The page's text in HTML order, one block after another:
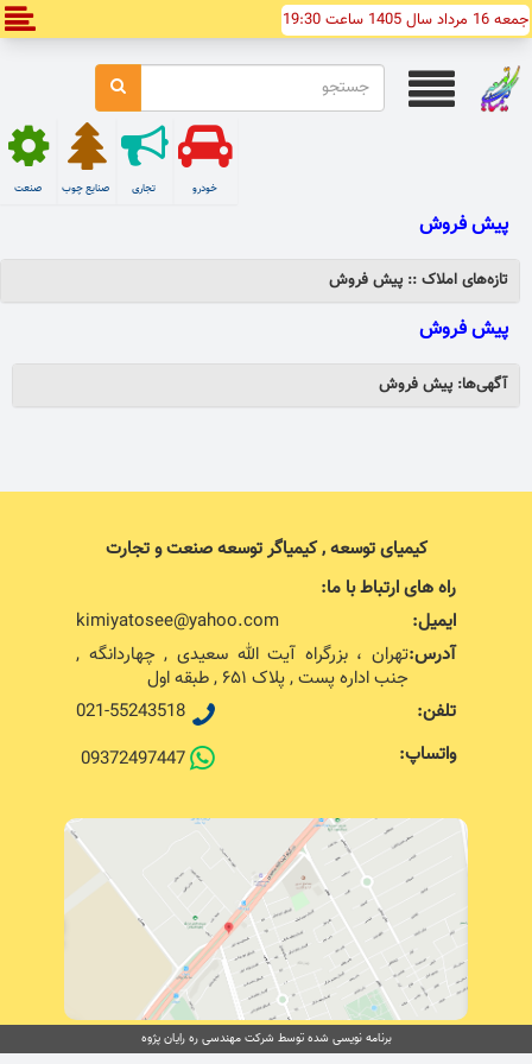
جمعه 16 مرداد سال 1405 ساعت 19:30
صنعت صنایع چوب تجاری خودرو
پیش فروش
تازه‌های املاک :: پیش فروش
پیش فروش
آگهی‌ها: پیش فروش
کیمیای توسعه , کیمیاگر توسعه صنعت و تجارت
راه های ارتباط با ما:
ایمیل:
kimiyatosee@yahoo.com
آدرس:تهران ، بزرگراه آیت الله سعیدی , چهاردانگه ,
جنب اداره پست , پلاک ۶۵۱ , طبقه اول
تلفن:
021-55243518
واتساپ:
09372497447
برنامه نویسی شده توسط شرکت مهندسی ره رایان پژوه